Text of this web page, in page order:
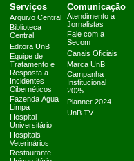
Serviços
Arquivo Central
Biblioteca
Central
Editora UnB
Equipe de
Tratamento e
Resposta a
Incidentes
Cibernéticos
Fazenda Água
Limpa
Hospital
Universitário
Hospitais
Veterinários
Restaurante
Comunicação
Atendimento a
Jornalistas
Fale com a
Secom
Canais Oficiais
Marca UnB
Campanha
Institucional
2025
Planner 2024
UnB TV